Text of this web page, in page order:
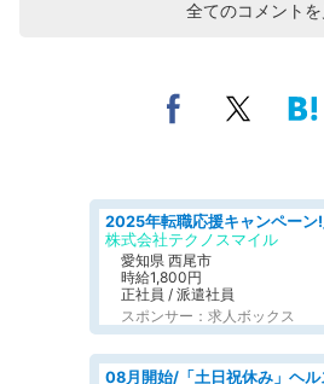
全てのコメントを
株式会社テクノスマイル
愛知県 西尾市
時給1,800円
正社員 / 派遣社員
スポンサー：求人ボックス